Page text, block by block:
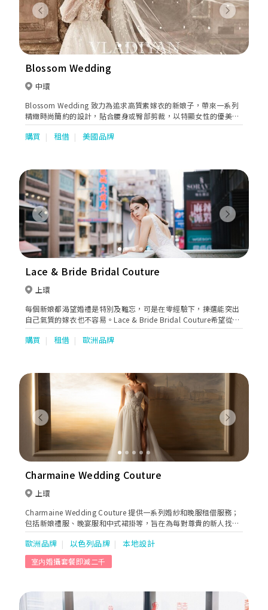
Previous Next
Blossom Wedding
中環
Blossom Wedding 致力為追求高質素嫁衣的新娘子，帶來一系列
精緻時尚簡約的設計，貼合腰身或臀部剪裁，以特顯女性的優美身
段，顯露女性的獨特個性及高雅姿態。
購買 租借 美國品牌
Previous Next
Lace & Bride Bridal Couture
上環
每個新娘都渴望婚禮是特別及難忘，可是在零經驗下，揀選能突出
自己氣質的嫁衣也不容易。Lace & Bride Bridal Couture希望從新
人角度出發，以細緻手工和剪裁設計，展現新娘的體態美與氣質，
務求讓新娘眼前一亮，能夠充滿期待地在這裡找到婚禮夢想。
購買 租借 歐洲品牌
Previous Next
Charmaine Wedding Couture
上環
Charmaine Wedding Couture 提供一系列婚紗和晚服租借服務；
包括新娘禮服、晚宴服和中式裙掛等，旨在為每對尊貴的新人找到
他們夢寐以求的婚紗和禮服。我們的婚紗來自全球多款國際追捧的
11個婚紗品牌包括，例如Aire Barcelona、Anna Sposa、Tanya
Grig及Nicole Spose等和自家品牌“Charmaine Brand”。除了租
衫服務外、我們還提供新娘化妝和髮型設計、Pre-wedding服務、
歐洲品牌 以色列品牌 本地設計
室内婚攝套餐即減二千